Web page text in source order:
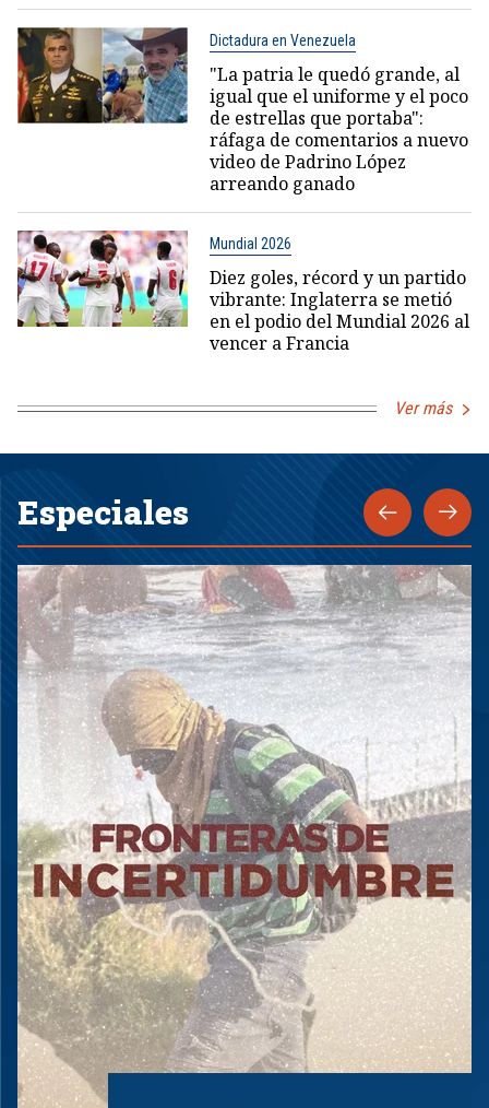
Dictadura en Venezuela
"La patria le quedó grande, al
igual que el uniforme y el poco
de estrellas que portaba":
ráfaga de comentarios a nuevo
video de Padrino López
arreando ganado
Mundial 2026
Diez goles, récord y un partido
vibrante: Inglaterra se metió
en el podio del Mundial 2026 al
vencer a Francia
Ver más
Especiales